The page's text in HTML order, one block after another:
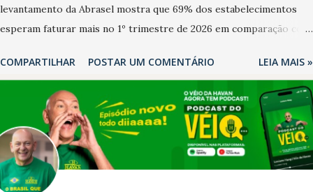
levantamento da Abrasel mostra que 69% dos estabelecimentos
esperam faturar mais no 1º trimestre de 2026 em comparação com
ano, 56% também projetam crescimento (foto Helena Lopes). A
confiança do setor é sustentada principalmente pelo desempenho
recente das empresas, impulsionado pelas confraternizações de
fim de ano e pelo pagamento do 13º Salário para um número maior
de trabalhadores, já que o país tem a menor taxa de desemprego
dos anos recentes. Ainda segundo a Pesquisa, em novembro de
2025, 40% dos bares e restaurantes operaram com lucro e outros
COMPARTILHAR POSTAR UM COMENTÁRIO LEIA MAIS »